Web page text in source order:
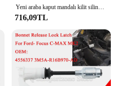
Yeni araba kaput mandalı kilit silindir tamir kiti Ford- Focus C-MAX 2003-2007 MK2 2004-2012 4556337 3M5AR16B970AD 2 tuşları ile
716,09TL